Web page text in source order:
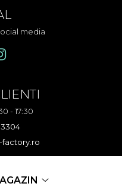
media
- 17:30
factory.ro